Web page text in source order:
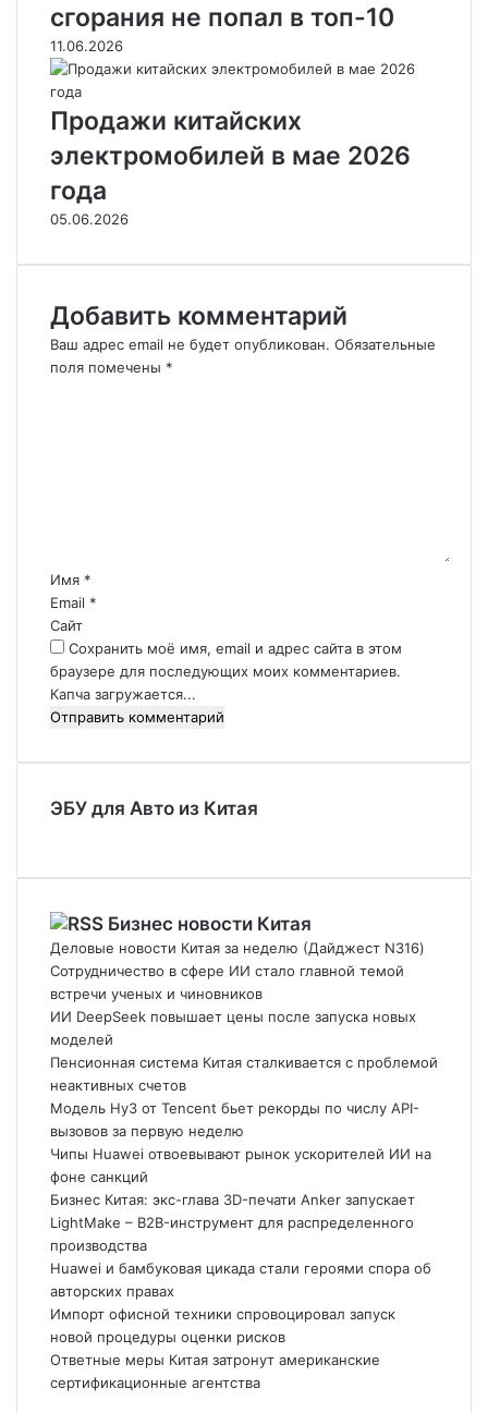
сгорания не попал в топ-10
11.06.2026
Продажи китайских
электромобилей в мае 2026
года
05.06.2026
Добавить комментарий
Ваш адрес email не будет опубликован. Обязательные
поля помечены *
р
и
й
*
Имя *
Email *
Сайт
Сохранить моё имя, email и адрес сайта в этом
браузере для последующих моих комментариев.
Капча загружается...
ЭБУ для Авто из Китая
Бизнес новости Китая
Деловые новости Китая за неделю (Дайджест N316)
Сотрудничество в сфере ИИ стало главной темой
встречи ученых и чиновников
ИИ DeepSeek повышает цены после запуска новых
моделей
Пенсионная система Китая сталкивается с проблемой
неактивных счетов
Модель Hy3 от Tencent бьет рекорды по числу API-
вызовов за первую неделю
Чипы Huawei отвоевывают рынок ускорителей ИИ на
фоне санкций
Бизнес Китая: экс-глава 3D-печати Anker запускает
LightMake – B2B-инструмент для распределенного
производства
Huawei и бамбуковая цикада стали героями спора об
авторских правах
Импорт офисной техники спровоцировал запуск
новой процедуры оценки рисков
Ответные меры Китая затронут американские
сертификационные агентства